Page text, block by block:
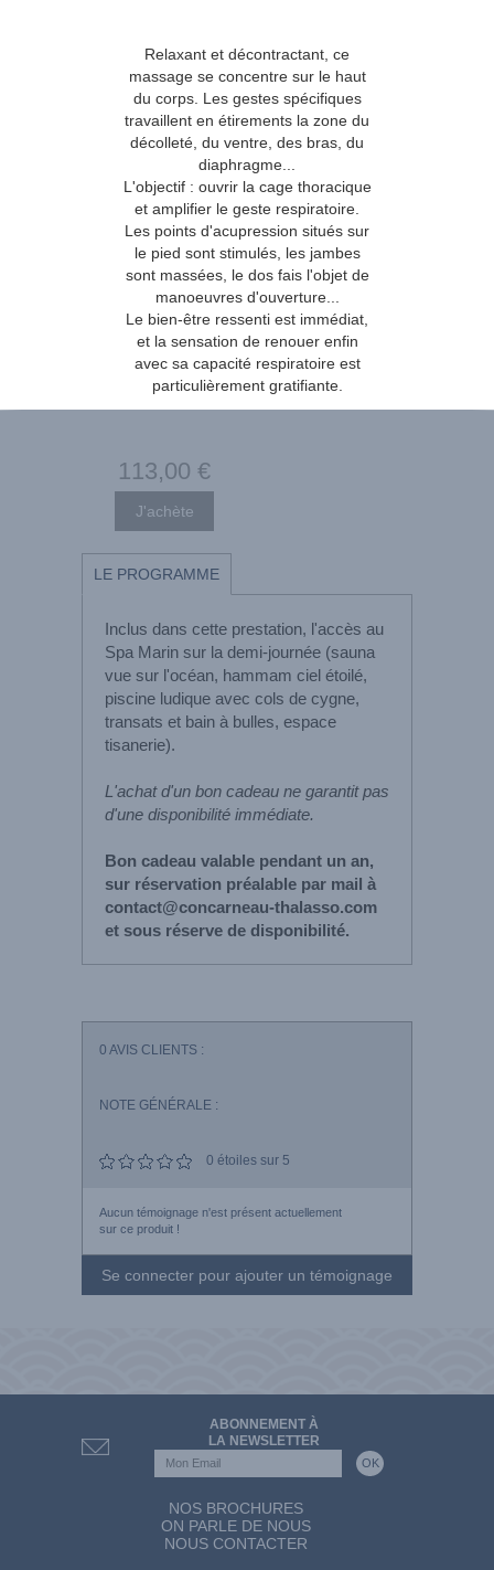
Relaxant et décontractant, ce
massage se concentre sur le haut
du corps. Les gestes spécifiques
travaillent en étirements la zone du
décolleté, du ventre, des bras, du
diaphragme...
L'objectif : ouvrir la cage thoracique
et amplifier le geste respiratoire.
Les points d'acupression situés sur
le pied sont stimulés, les jambes
sont massées, le dos fais l'objet de
manoeuvres d'ouverture...
Le bien-être ressenti est immédiat,
et la sensation de renouer enfin
avec sa capacité respiratoire est
particulièrement gratifiante.
113,00 €
LE PROGRAMME
Inclus dans cette prestation, l'accès au
Spa Marin sur la demi-journée (sauna
vue sur l'océan, hammam ciel étoilé,
piscine ludique avec cols de cygne,
transats et bain à bulles, espace
tisanerie).
L'achat d'un bon cadeau ne garantit pas
d'une disponibilité immédiate.
Bon cadeau valable pendant un an,
sur réservation préalable par mail à
contact@concarneau-thalasso.com
et sous réserve de disponibilité.
0 AVIS CLIENTS :
NOTE GÉNÉRALE :
0 étoiles sur 5
Aucun témoignage n'est présent actuellement
sur ce produit !
Se connecter pour ajouter un témoignage
ABONNEMENT À
LA NEWSLETTER
NOS BROCHURES
ON PARLE DE NOUS
NOUS CONTACTER